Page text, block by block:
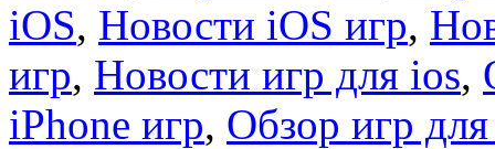
iOS, Новости iOS игр,
игр, Новости игр для ios,
iPhone игр, Обзор игр